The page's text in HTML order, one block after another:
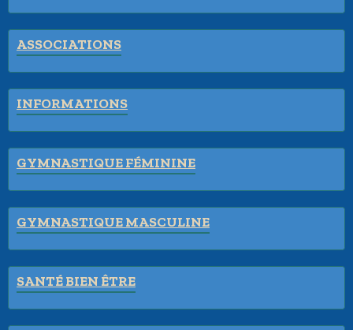
ASSOCIATIONS
INFORMATIONS
GYMNASTIQUE FÉMININE
GYMNASTIQUE MASCULINE
SANTÉ BIEN ÊTRE